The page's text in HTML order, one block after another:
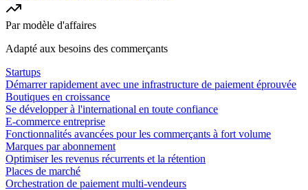
Par modèle d'affaires
Adapté aux besoins des commerçants
Startups
Démarrer rapidement avec une infrastructure de paiement éprouvée
Boutiques en croissance
Se développer à l'international en toute confiance
E-commerce entreprise
Fonctionnalités avancées pour les commerçants à fort volume
Marques par abonnement
Optimiser les revenus récurrents et la rétention
Places de marché
Orchestration de paiement multi-vendeurs